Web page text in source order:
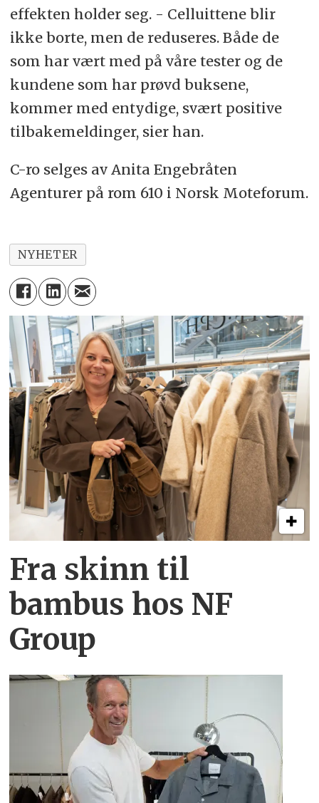
effekten holder seg. - Celluittene blir
ikke borte, men de reduseres. Både de
som har vært med på våre tester og de
kundene som har prøvd buksene,
kommer med entydige, svært positive
tilbakemeldinger, sier han.
C-ro selges av Anita Engebråten
Agenturer på rom 610 i Norsk Moteforum.
NYHETER
Fra skinn til
bambus hos NF
Group